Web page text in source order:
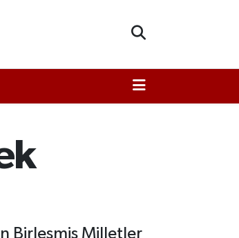
Birleşmiş Milletler